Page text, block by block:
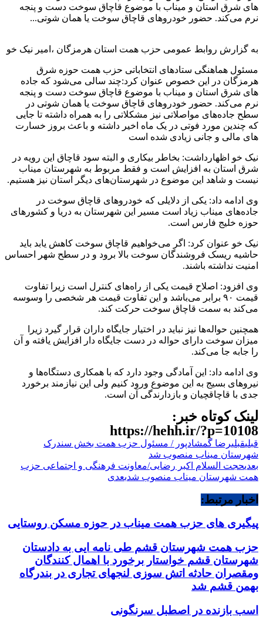
های شرق استان و میناب با موضوع قاچاق سوخت دست و پنجه
نرم می‌کند. حضور خودروهای قاچاق سوخت یا همان شوتی...
به گزارش روابط عمومی حزب همت استان هرمزگان ،امیر نیک خو
مسئول هماهنگی ستادهای انتخاباتی حزب همت حوزه شرق
هرمزگان در این خصوص عنوان کرد:چند سالی می‌شود که جاده
های شرق استان و میناب با موضوع قاچاق سوخت دست و پنجه
نرم می‌کند. حضور خودروهای قاچاق سوخت یا همان شوتی در
سطح جاده‌های مواصلاتی نیز مشکلاتی را به همراه داشته تا جایی
که چندین مورد فوتی در یک ماه اخیر داشته و باعث بروز خسارت
های مالی و جانی زیادی شده است
نیک خو اظهارداشت: بخاطر بیکاری و البته سود قاچاق این رویه در
شرق استان به افزایش است و فقط مربوط به شهرستان میناب
نیست و شاهد این موضوع در شهرستان‌های دیگر استان نیز هستیم.
وی ادامه داد: یکی از دلایلی که خودروهای قاچاق سوخت در
جاده‌های میناب زیاد است مسیر این شهرستان به دریا و کشورهای
حوزه خلیج فارس است.
نیک خو عنوان کرد: اگر می‌خواهیم قاچاق سوخت کاهش یابد باید
حاشیه ریسک فروشندگان سوخت بالا برود و در سطح شهر احساس
امنیت نداشته باشند.
وی افزود: اصلاح قیمت یکی از راه‌های کنترل است زیرا تفاوت
قیمت ۹۰ برابر می‌باشد و این تفاوت قیمت هر شخصی را وسوسه
می‌کند به سمت قاچاق سوخت حرکت کند.
همچنین حواله‌ها نیز نباید در اختیار جایگاه داران قرار گیرد زیرا
میزان سوخت دارای حواله در دست جایگاه دار افزایش یافته و آن
را جابه جا می‌کند.
وی ادامه داد: این آمادگی وجود دارد که با همکاری دستگاه‌ها و
نیروهای بسیج به این موضوع ورود کنیم ولی این نیازمند برخورد
جدی با قاچاقچیان و بازدارندگی آن است.
لینک کوتاه خبر:
https://hehh.ir/?p=10108
قبلیقبلیرضا گمشادپور / مسئول حزب همت بخش سندرک
شهرستان میناب منصوب شد
بعدیحجت السلام اکبر رضایی/معاونت فرهنگی و اجتماعی حزب
همت شهرستان میناب منصوب شدبعدی
اخبار مرتبط:
پیگیری های حزب همت میناب در حوزه مسکن روستایی
حزب همت شهرستان قشم طی نامه ایی به دادستان
شهرستان قشم خواستار برخورد با اهمال کنندگان
ومقصران حادثه اتش سوزی لنجهای تجاری در بندرگاه
بهمن قشم شد
اسب بازنده در اصطبل سرنگونی